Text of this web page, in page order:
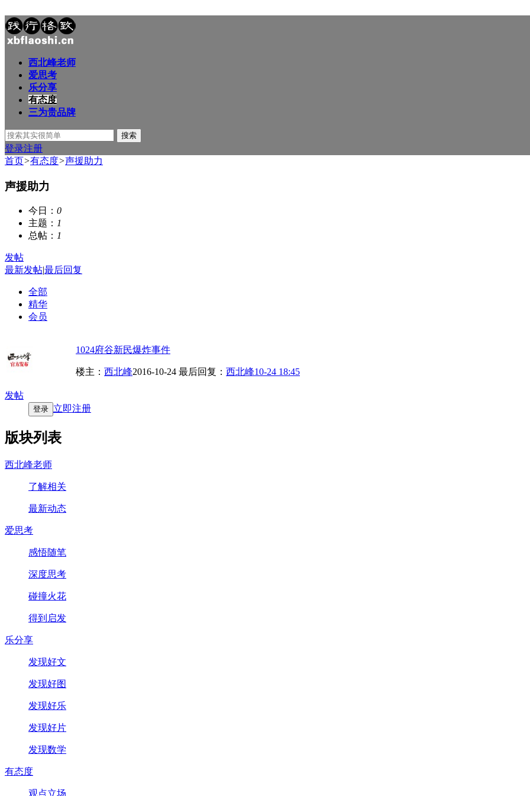
西北峰老师
爱思考
乐分享
有态度
三为贵品牌
搜索
登录注册
首页>有态度>声援助力
声援助力
今日： 0
主题： 1
总帖： 1
发帖
最新发帖|最后回复
全部
精华
会员
1024府谷新民爆炸事件
楼主： 西北峰2016-10-24 最后回复： 西北峰10-24 18:45
发帖
登录 立即注册
版块列表
西北峰老师
了解相关
最新动态
爱思考
感悟随笔
深度思考
碰撞火花
得到启发
乐分享
发现好文
发现好图
发现好乐
发现好片
发现数学
有态度
观点立场